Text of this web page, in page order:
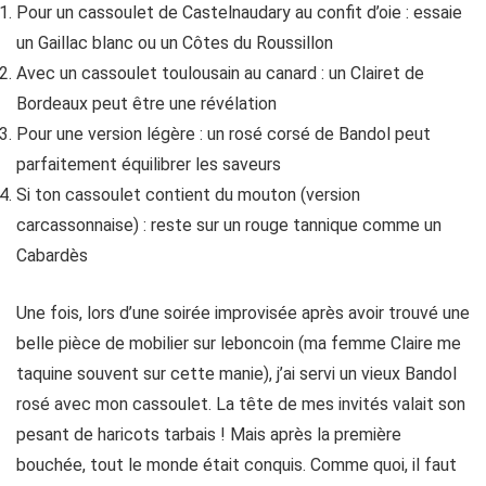
Pour un cassoulet de Castelnaudary au confit d’oie : essaie
un Gaillac blanc ou un Côtes du Roussillon
Avec un cassoulet toulousain au canard : un Clairet de
Bordeaux peut être une révélation
Pour une version légère : un rosé corsé de Bandol peut
parfaitement équilibrer les saveurs
Si ton cassoulet contient du mouton (version
carcassonnaise) : reste sur un rouge tannique comme un
Cabardès
Une fois, lors d’une soirée improvisée après avoir trouvé une
belle pièce de mobilier sur leboncoin (ma femme Claire me
taquine souvent sur cette manie), j’ai servi un vieux Bandol
rosé avec mon cassoulet. La tête de mes invités valait son
pesant de haricots tarbais ! Mais après la première
bouchée, tout le monde était conquis. Comme quoi, il faut